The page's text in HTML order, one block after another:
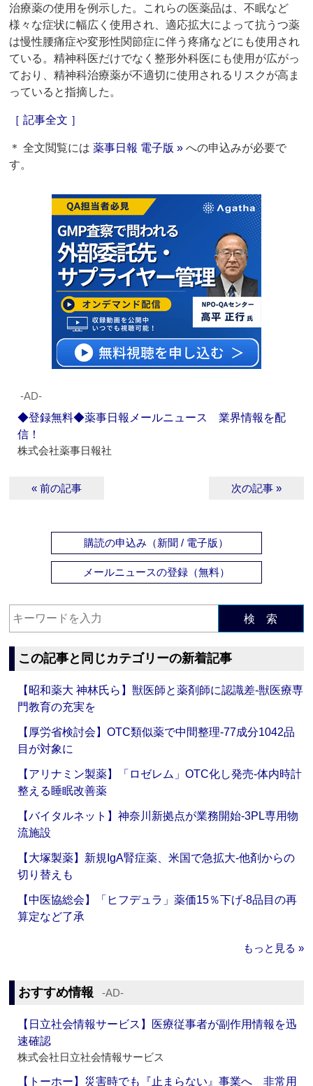
治療薬の使用を例示した。これらの医薬品は、不眠など
様々な症状に幅広く使用され、適応拡大によって抗うつ薬
は慢性腰痛症や変形性関節症に伴う疼痛などにも使用され
ている。精神科医だけでなく整形外科医にも使用が広がっ
ており、精神科治療薬が不適切に使用されるリスクが高ま
っていると指摘した。
［ 記事全文 ］
＊ 全文閲覧には薬事日報 電子版 » への申込みが必要で
す。
‐AD‐
◆登録無料◆薬事日報メールニュース 業界情報を配
信！
株式会社薬事日報社
« 前の記事 次の記事 »
購読の申込み（新聞 / 電子版）
メールニュースの登録（無料）
検 索
この記事と同じカテゴリーの新着記事
【昭和薬大 神林氏ら】獣医師と薬剤師に認識差‐獣医療専
門教育の充実を
【厚労省検討会】OTC類似薬で中間整理‐77成分1042品
目が対象に
【アリナミン製薬】「ロゼレム」OTC化し発売‐体内時計
整える睡眠改善薬
【バイタルネット】神奈川新拠点が業務開始‐3PL専用物
流施設
【大塚製薬】新規IgA腎症薬、米国で急拡大‐他剤からの
切り替えも
【中医協総会】「ヒフデュラ」薬価15％下げ‐8品目の再
算定など了承
もっと見る »
おすすめ情報 ‐AD‐
【日立社会情報サービス】医療従事者が副作用情報を迅
速確認
株式会社日立社会情報サービス
【トーホー】災害時でも『止まらない』事業へ 非常用